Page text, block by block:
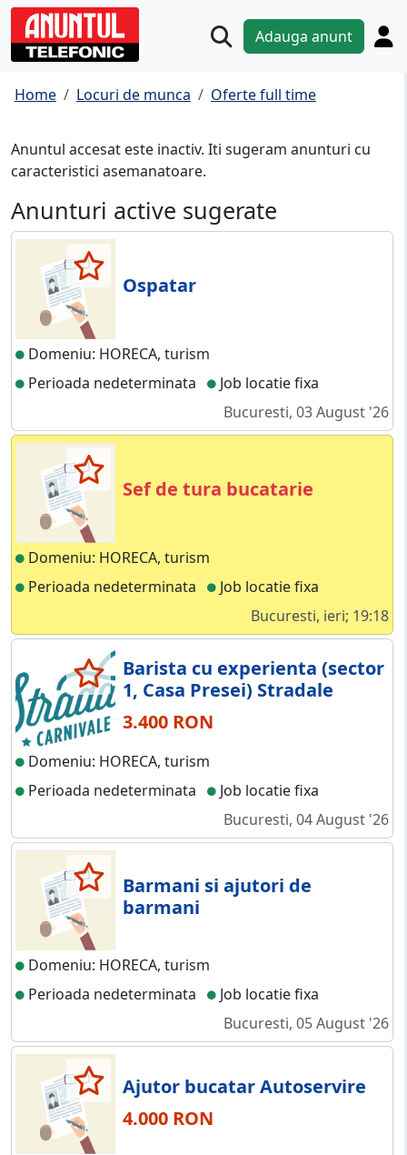
Adauga anunt
Home Locuri de munca Oferte full time
Anuntul accesat este inactiv. Iti sugeram anunturi cu
caracteristici asemanatoare.
Anunturi active sugerate
Ospatar
Domeniu: HORECA, turism
Perioada nedeterminata
Job locatie fixa
Bucuresti, 03 August '26
Sef de tura bucatarie
Domeniu: HORECA, turism
Perioada nedeterminata
Job locatie fixa
Bucuresti, ieri; 19:18
Barista cu experienta (sector
1, Casa Presei) Stradale
3.400 RON
Domeniu: HORECA, turism
Perioada nedeterminata
Job locatie fixa
Bucuresti, 04 August '26
Barmani si ajutori de
barmani
Domeniu: HORECA, turism
Perioada nedeterminata
Job locatie fixa
Bucuresti, 05 August '26
Ajutor bucatar Autoservire
4.000 RON